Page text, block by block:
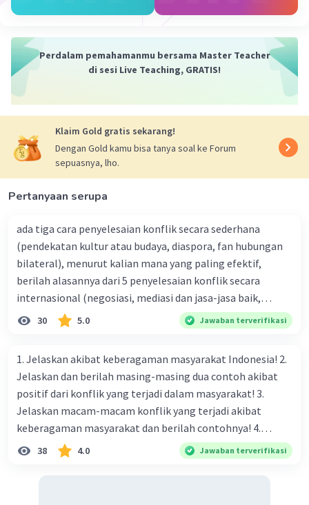
menyebabkan tubuh kemasukan lebih banyak
meniup tubuh akan melepaskan karbon dioksida
dan karbon monoksida. :)
Perdalam pemahamanmu bersama Master Teacher
di sesi Live Teaching, GRATIS!
Klaim Gold gratis sekarang!
Dengan Gold kamu bisa tanya soal ke Forum
sepuasnya, lho.
Pertanyaan serupa
ada tiga cara penyelesaian konflik secara sederhana
(pendekatan kultur atau budaya, diaspora, fan hubungan
bilateral), menurut kalian mana yang paling efektif,
berilah alasannya dari 5 penyelesaian konflik secara
internasional (negosiasi, mediasi dan jasa-jasa baik,
konsiliasi, penyelidikan, dan penyelesaian di bawah
naungan organisasi PBB), menurut kalian mana yang
30 5.0 Jawaban terverifikasi
1. Jelaskan akibat keberagaman masyarakat Indonesia! 2.
Jelaskan dan berilah masing-masing dua contoh akibat
positif dari konflik yang terjadi dalam masyarakat! 3.
Jelaskan macam-macam konflik yang terjadi akibat
keberagaman masyarakat dan berilah contohnya! 4.
Mengapa dalam masyarakat yang memiliki keberagaman
38 4.0 Jawaban terverifikasi